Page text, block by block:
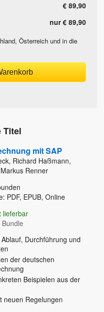
€ 89,90
nur € 89,90
Österreich und in die
Titel
mit SAP
Richard Haßmann,
Renner
PDF, EPUB, Online
lieferbar
Bundle
Durchführung und
der deutschen
Beispielen aus der
neuen Regelungen